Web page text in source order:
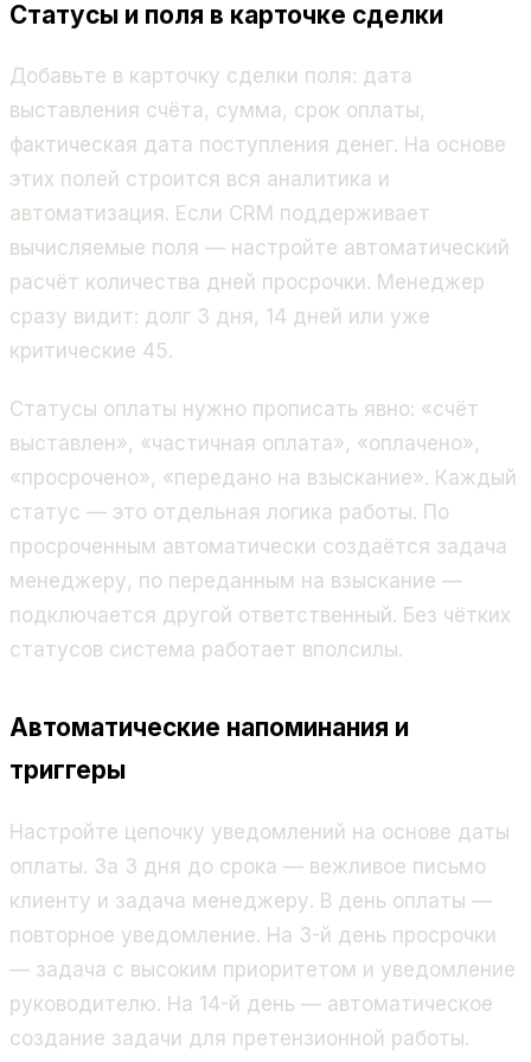
Статусы и поля в карточке сделки
Добавьте в карточку сделки поля: дата
выставления счёта, сумма, срок оплаты,
фактическая дата поступления денег. На основе
этих полей строится вся аналитика и
автоматизация. Если CRM поддерживает
вычисляемые поля — настройте автоматический
расчёт количества дней просрочки. Менеджер
сразу видит: долг 3 дня, 14 дней или уже
критические 45.
Статусы оплаты нужно прописать явно: «счёт
выставлен», «частичная оплата», «оплачено»,
«просрочено», «передано на взыскание». Каждый
статус — это отдельная логика работы. По
просроченным автоматически создаётся задача
менеджеру, по переданным на взыскание —
подключается другой ответственный. Без чётких
статусов система работает вполсилы.
Автоматические напоминания и
триггеры
Настройте цепочку уведомлений на основе даты
оплаты. За 3 дня до срока — вежливое письмо
клиенту и задача менеджеру. В день оплаты —
повторное уведомление. На 3-й день просрочки
— задача с высоким приоритетом и уведомление
руководителю. На 14-й день — автоматическое
создание задачи для претензионной работы.